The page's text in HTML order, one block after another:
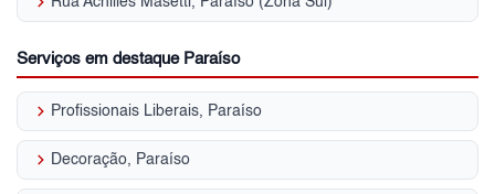
Serviços em destaque Paraíso
keyboard_arrow_right Profissionais Liberais, Paraíso
keyboard_arrow_right Decoração, Paraíso